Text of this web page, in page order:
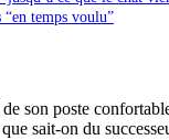
temps voulu”
son poste
sait-on du